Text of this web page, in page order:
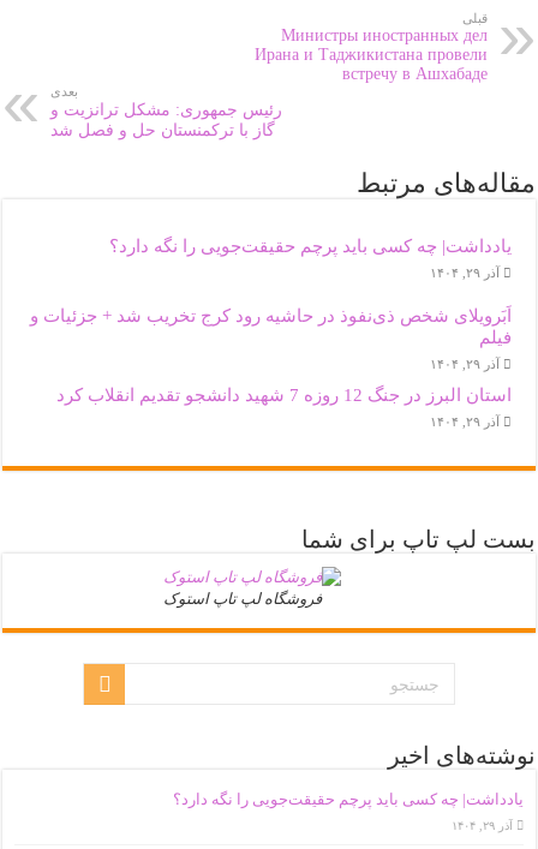
قبلی
Министры иностранных дел
Ирана и Таджикистана провели
встречу в Ашхабаде
بعدی
رئیس جمهوری: مشکل ترانزیت و
گاز با ترکمنستان حل و فصل شد
مقاله‌های مرتبط
یادداشت| ‌چه کسی باید پرچم حقیقت‌جویی را نگه دارد؟
آذر ۲۹, ۱۴۰۴
اَبَر‌ویلای شخص ذی‌نفوذ در حاشیه‌ رود کرج تخریب شد + جزئیات و
فیلم
آذر ۲۹, ۱۴۰۴
استان البرز در جنگ 12 روزه 7 شهید دانشجو تقدیم انقلاب کرد
آذر ۲۹, ۱۴۰۴
بست لپ تاپ برای شما
فروشگاه لپ تاپ استوک
نوشته‌های اخیر
یادداشت| ‌چه کسی باید پرچم حقیقت‌جویی را نگه دارد؟
آذر ۲۹, ۱۴۰۴